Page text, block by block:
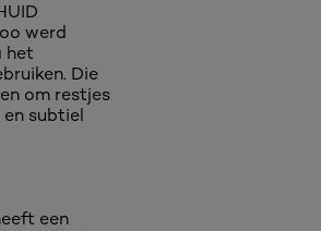
werd
het
Die
om restjes
subtiel
een